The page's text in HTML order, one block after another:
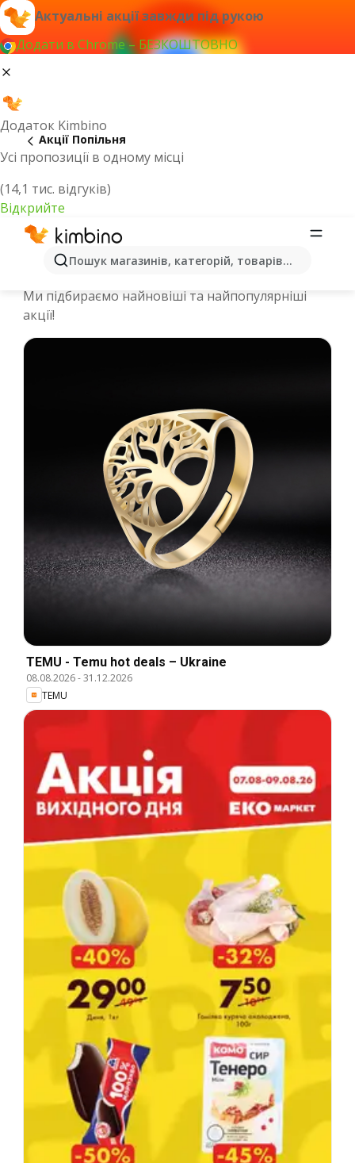
Актуальні акції завжди під рукою
Додати в Chrome – БЕЗКОШТОВНО
Додаток Kimbino
Усі пропозиції в одному місці
(14,1 тис. відгуків)
Відкрийте
Пошук магазинів, категорій, товарів...
Акції Попільня
Спеціальні пропозиції та каталоги
Ми підбираємо найновіші та найпопулярніші
акції!
TEMU - Temu hot deals – Ukraine
08.08.2026-31.12.2026
TEMU